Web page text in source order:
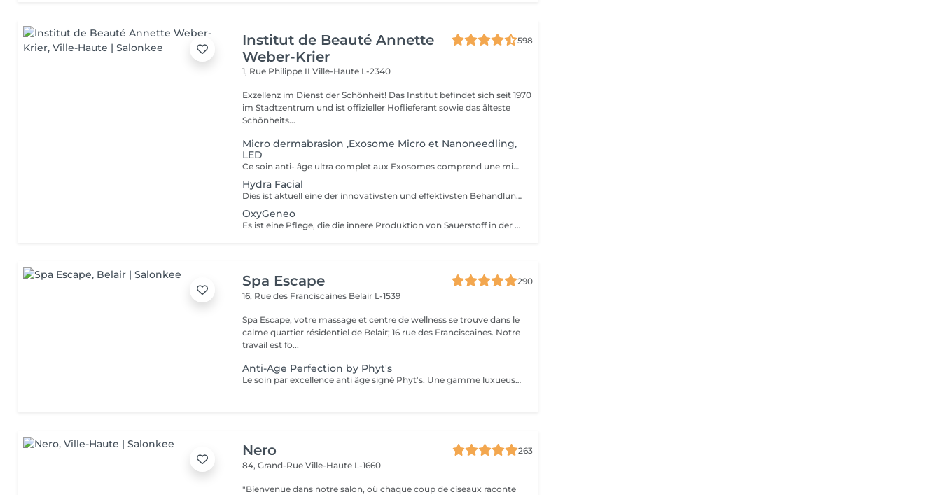
Institut de Beauté Annette
Weber-Krier
598
1, Rue Philippe IIVille-Haute L-2340
Exzellenz im Dienst der Schönheit! Das Institut befindet sich seit 1970
im Stadtzentrum und ist offizieller Hoflieferant sowie das älteste
Schönheits...
Micro dermabrasion ,Exosome Micro et Nanoneedling,
LED
Ce soin anti- âge ultra complet aux Exosomes comprend une microdermabrasion, un soin activateur Cold plasma, le microneedling avec des Exosomes, un masque feuille de collagène avec le nanoneedling, pour finaliser encore 15' de luminothérapie. Vous partirez avec votre sérum aux exosomes pour continuer le soin à domicile.
Hydra Facial
Dies ist aktuell eine der innovativsten und effektivsten Behandlungsmethoden und absolut schmerzfrei. Abgestorbene Hautzellen werden durch eine Kombination aus mechanischen und chemischen Peelings sanft abgetragen und Unreinheiten aus den Poren gesaugt. Gleichzeitig wird die Haut mit wohltuenden hochpotenten Wirkstoffen versorgt. Das Kollagenwachstum wird stimuliert, die Zellerneuerung angeregt und die Haut intensiv durchfeuchtet. Sie erscheint straffer und erhält einen jugendlichen Glow. Durch die verschiedenen Booster kann auf jede Hautsituation perfekt eingegangen werden. Neben erstklassigen Anti-Aging Behandlungen , bietet sich die Möglichkeit, die Haut zu entschlacken und die junge, zu Unreinheiten neigende Haut ebenmässiger erscheinen zu lassen. Die aufgeführten Behandlungsziele sind spürbar und direkt sichtbar- ohne Ausfallzeiten nach der Anwendung.
OxyGeneo
Es ist eine Pflege, die die innere Produktion von Sauerstoff in der Haut, die Mikroabrasion des Stratum corneum und die Infusion von Wirkstoffen in die tiefen Hautschichten kombiniert. Eine angenehme Behandlung, die gleichzeitig auf 3 Ebenen wirkt und sofort sichtbare Ergebnisse liefert. Durch die Zuordnung der Radiofrequenz verbessert die Behandlung die Konturen des Gesichts, den Hautaspekt. Die Haut ist frisch, jung und strahlend. TriPollar RF Radio Frequency ist eine neue, hochentwickelte Technologie für die nicht-invasive Gesichtsstraffung. Die Haut wird tief erhitzt, was eine straffende Wirkung der Kollagenfasern ermöglicht und die Haut sofort straffer macht. Radiofrequenz stimuliert auch die natürliche Produktion von Kollagen- und Elastinfasern, was zu erheblichen Ergebnissen bei der Verbesserung der Gesichtslinien und Falten führt. Die Ergebnisse sind sofort sichtbar und bestehen auch ohne Operation und ohne Revalidierungszeit. Darüber hinaus verringert der Ultraschall vorübergehend die Dichte der Hautschichten, so dass sich zwischen den Zellen Räume bilden. Wirkstoffe können daher tiefer in die Haut eindringen. Die Wirkstoffe bestehen aus kleinen Molekülen, die einen besseren Durchgang zwischen den Zellen ermöglichen. Dieser Prozess ist sicher und effektiv für alle Hauttypen, selbst für die empfindlichste Haut. Es ist auch schmerzlos, bietet eine Mikromassage und regt die Regeneration an
Spa Escape
290
16, Rue des Franciscaines Belair L-1539
Spa Escape, votre massage et centre de wellness se trouve dans le
calme quartier résidentiel de Belair; 16 rue des Franciscaines. Notre
travail est fo...
Anti-Age Perfection by Phyt's
Le soin par excellence anti âge signé Phyt's. Une gamme luxueuse qui permet un traitement aux actifs puissants naturels et complets des peaux matures. Réduction des rides, fermeté ...une efficacité prouvée et résultat visible dès le 1 er soin. Ce soin commence par un rafraîchissement stimulant des pieds pour favoriser la circulation sanguine et la relaxation.
Nero
263
84, Grand-RueVille-Haute L-1660
"Bienvenue dans notre salon, où chaque coup de ciseaux raconte